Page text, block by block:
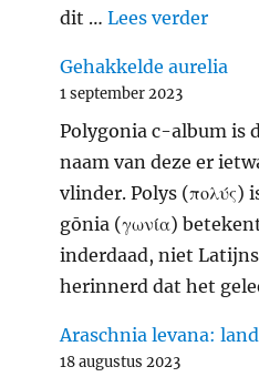
dit …Lees verder
Gehakkelde aurelia
1 september 2023
Polygonia c-album is
naam van deze er
vlinder. Polys (πολύς)
gōnia (γωνία)
inderdaad, niet
herinnerd dat het
Araschnia levana:
18 augustus 2023